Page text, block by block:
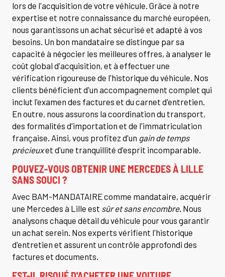
lors de l'acquisition de votre véhicule. Grâce à notre
expertise et notre connaissance du marché européen,
nous garantissons un achat sécurisé et adapté à vos
besoins. Un bon mandataire se distingue par sa
capacité à négocier les meilleures offres, à analyser le
coût global d'acquisition, et à effectuer une
vérification rigoureuse de l'historique du véhicule. Nos
clients bénéficient d'un accompagnement complet qui
inclut l'examen des factures et du carnet d'entretien.
En outre, nous assurons la coordination du transport,
des formalités d'importation et de l'immatriculation
française. Ainsi, vous profitez d'un gain de temps
précieuxet d'une tranquillité d'esprit incomparable.
POUVEZ-VOUS OBTENIR UNE MERCEDES À LILLE
SANS SOUCI ?
Avec BAM-MANDATAIRE comme mandataire, acquérir
une Mercedes à Lille est sûr et sans encombre. Nous
analysons chaque détail du véhicule pour vous garantir
un achat serein. Nos experts vérifient l'historique
d'entretien et assurent un contrôle approfondi des
factures et documents.